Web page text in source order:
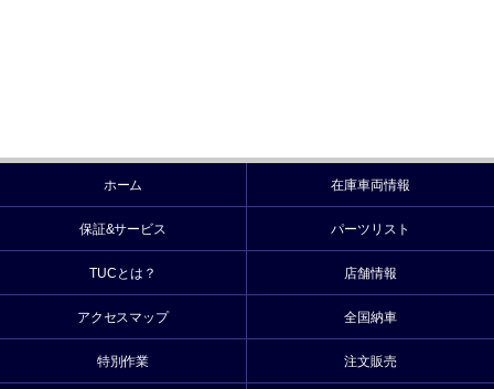
ホーム 在庫車両情報
保証&サービス パーツリスト
TUCとは？ 店舗情報
アクセスマップ 全国納車
特別作業 注文販売